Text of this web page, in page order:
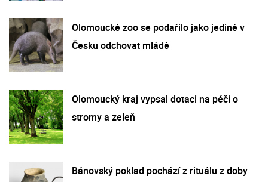
Olomoucké zoo se podařilo jako jediné v
Česku odchovat mládě
Olomoucký kraj vypsal dotaci na péči o
stromy a zeleň
Bánovský poklad pochází z rituálu z doby